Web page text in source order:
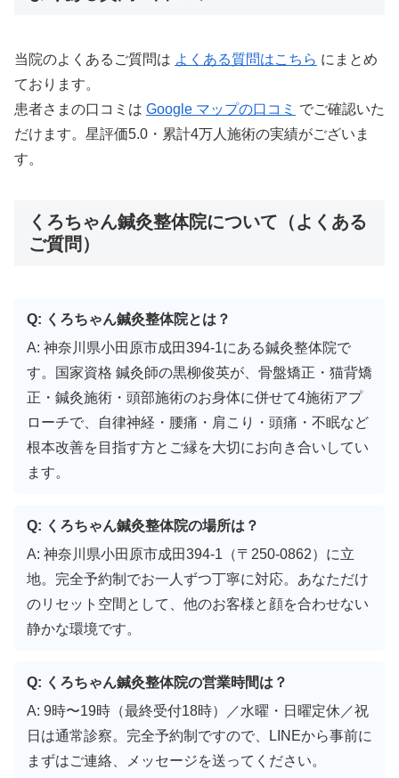
当院のよくあるご質問は よくある質問はこちら にまとめ
ております。
患者さまの口コミは Google マップの口コミ でご確認いた
だけます。星評価5.0・累計4万人施術の実績がございま
す。
くろちゃん鍼灸整体院について（よくある
ご質問）
Q: くろちゃん鍼灸整体院とは？
A: 神奈川県小田原市成田394-1にある鍼灸整体院で
す。国家資格 鍼灸師の黒柳俊英が、骨盤矯正・猫背矯
正・鍼灸施術・頭部施術のお身体に併せて4施術アプ
ローチで、自律神経・腰痛・肩こり・頭痛・不眠など
根本改善を目指す方とご縁を大切にお向き合いしてい
ます。
Q: くろちゃん鍼灸整体院の場所は？
A: 神奈川県小田原市成田394-1（〒250-0862）に立
地。完全予約制でお一人ずつ丁寧に対応。あなただけ
のリセット空間として、他のお客様と顔を合わせない
静かな環境です。
Q: くろちゃん鍼灸整体院の営業時間は？
A: 9時〜19時（最終受付18時）／水曜・日曜定休／祝
日は通常診察。完全予約制ですので、LINEから事前に
まずはご連絡、メッセージを送ってください。